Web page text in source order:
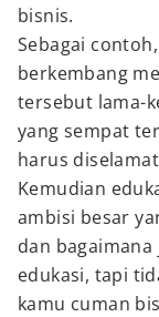
bisnis.
Sebagai
berkembang
tersebut lama-
yang sempat
harus
Kemudian
ambisi besar
dan
edukasi, tapi
kamu cuman